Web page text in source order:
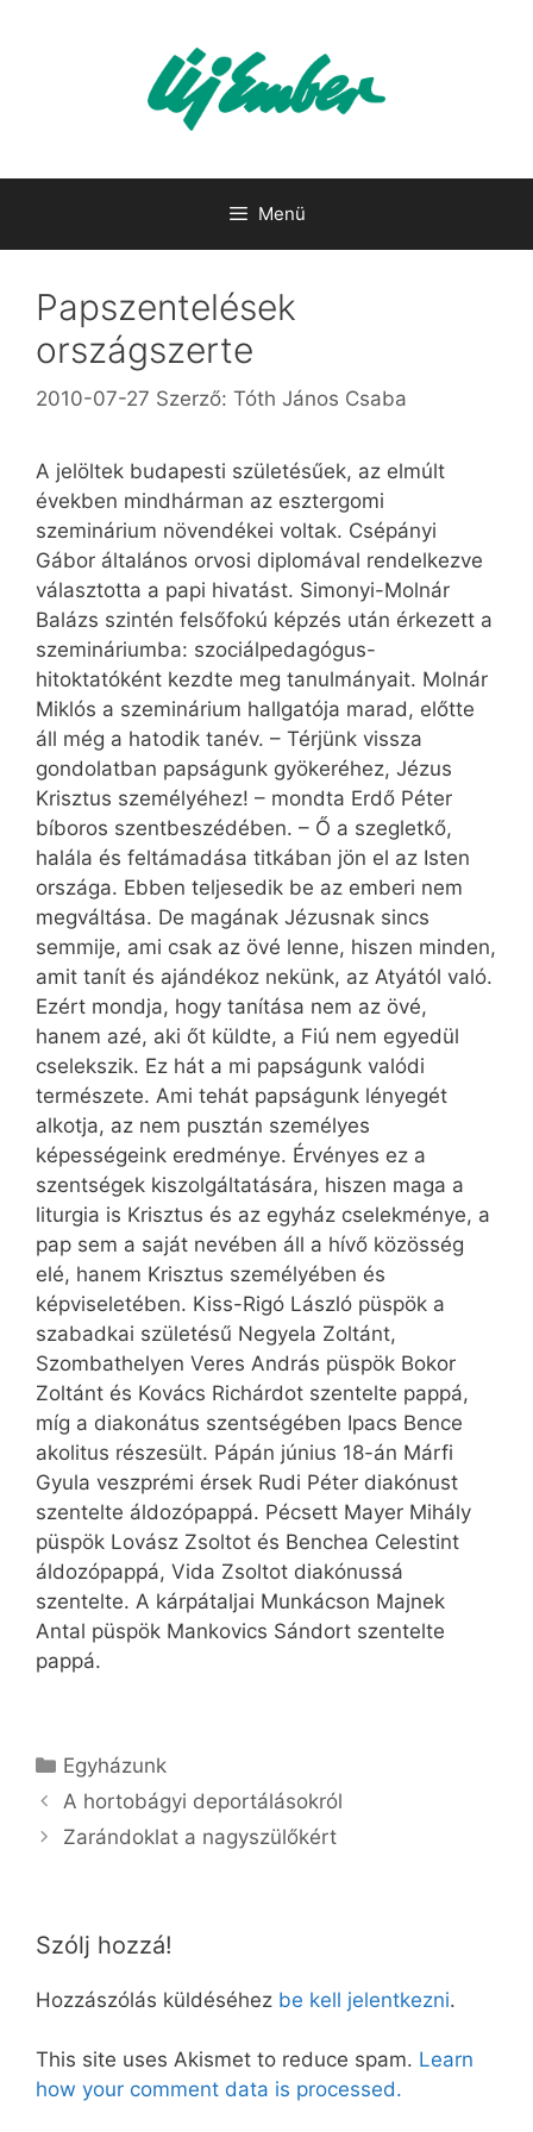
Menü
Papszentelések
országszerte
2010-07-27 Szerző: Tóth János Csaba
A jelöltek budapesti születésűek, az elmúlt
években mindhárman az esztergomi
szeminárium növendékei voltak. Csépányi
Gábor általános orvosi diplomával rendelkezve
választotta a papi hivatást. Simonyi-Molnár
Balázs szintén felsőfokú képzés után érkezett a
szemináriumba: szociálpedagógus-
hitoktatóként kezdte meg tanulmányait. Molnár
Miklós a szeminárium hallgatója marad, előtte
áll még a hatodik tanév. – Térjünk vissza
gondolatban papságunk gyökeréhez, Jézus
Krisztus személyéhez! – mondta Erdő Péter
bíboros szentbeszédében. – Ő a szegletkő,
halála és feltámadása titkában jön el az Isten
országa. Ebben teljesedik be az emberi nem
megváltása. De magának Jézusnak sincs
semmije, ami csak az övé lenne, hiszen minden,
amit tanít és ajándékoz nekünk, az Atyától való.
Ezért mondja, hogy tanítása nem az övé,
hanem azé, aki őt küldte, a Fiú nem egyedül
cselekszik. Ez hát a mi papságunk valódi
természete. Ami tehát papságunk lényegét
alkotja, az nem pusztán személyes
képességeink eredménye. Érvényes ez a
szentségek kiszolgáltatására, hiszen maga a
liturgia is Krisztus és az egyház cselekménye, a
pap sem a saját nevében áll a hívő közösség
elé, hanem Krisztus személyében és
képviseletében. Kiss-Rigó László püspök a
szabadkai születésű Negyela Zoltánt,
Szombathelyen Veres András püspök Bokor
Zoltánt és Kovács Richárdot szentelte pappá,
míg a diakonátus szentségében Ipacs Bence
akolitus részesült. Pápán június 18-án Márfi
Gyula veszprémi érsek Rudi Péter diakónust
szentelte áldozópappá. Pécsett Mayer Mihály
püspök Lovász Zsoltot és Benchea Celestint
áldozópappá, Vida Zsoltot diakónussá
szentelte. A kárpátaljai Munkácson Majnek
Antal püspök Mankovics Sándort szentelte
pappá.
Kategória
Egyházunk
A hortobágyi deportálásokról
Zarándoklat a nagyszülőkért
Szólj hozzá!
Hozzászólás küldéséhez be kell jelentkezni.
This site uses Akismet to reduce spam. Learn
how your comment data is processed.